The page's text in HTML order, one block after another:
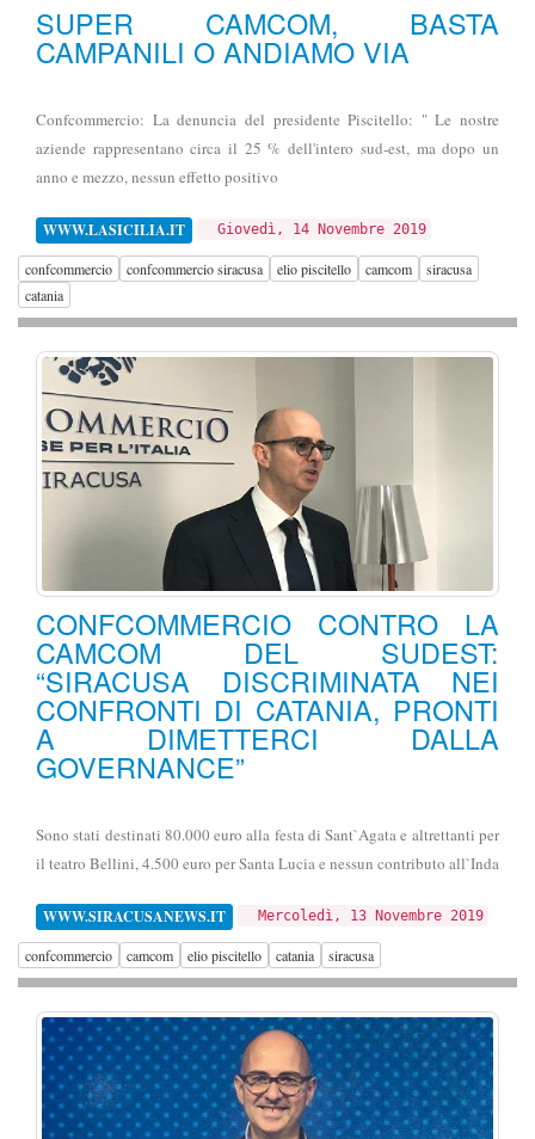
SUPER CAMCOM, BASTA
CAMPANILI O ANDIAMO VIA
Confcommercio: La denuncia del presidente Piscitello: " Le nostre
aziende rappresentano circa il 25 % dell'intero sud-est, ma dopo un
anno e mezzo, nessun effetto positivo
WWW.LASICILIA.IT Giovedì, 14 Novembre 2019
confcommercio confcommercio siracusa elio piscitello camcom
siracusa
catania
CONFCOMMERCIO CONTRO LA
CAMCOM DEL SUDEST:
“SIRACUSA DISCRIMINATA NEI
CONFRONTI DI CATANIA, PRONTI
A DIMETTERCI DALLA
GOVERNANCE”
Sono stati destinati 80.000 euro alla festa di Sant`Agata e altrettanti per
il teatro Bellini, 4.500 euro per Santa Lucia e nessun contributo all`Inda
WWW.SIRACUSANEWS.IT Mercoledì, 13 Novembre 2019
confcommercio camcom elio piscitello catania siracusa